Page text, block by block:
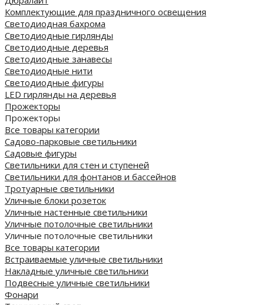
Комплектующие для праздничного освещения
Светодиодная бахрома
Светодиодные гирлянды
Светодиодные деревья
Светодиодные занавесы
Светодиодные нити
Светодиодные фигуры
LED гирлянды на деревья
Прожекторы
Прожекторы
Все товары категории
Садово-парковые светильники
Садовые фигуры
Светильники для стен и ступеней
Светильники для фонтанов и бассейнов
Тротуарные светильники
Уличные блоки розеток
Уличные настенные светильники
Уличные потолочные светильники
Уличные потолочные светильники
Все товары категории
Встраиваемые уличные светильники
Накладные уличные светильники
Подвесные уличные светильники
Фонари